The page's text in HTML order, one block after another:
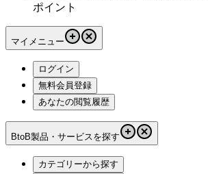
ポイント
マイメニュー
ログイン
無料会員登録
あなたの閲覧履歴
BtoB製品・サービスを探す
カテゴリーから探す